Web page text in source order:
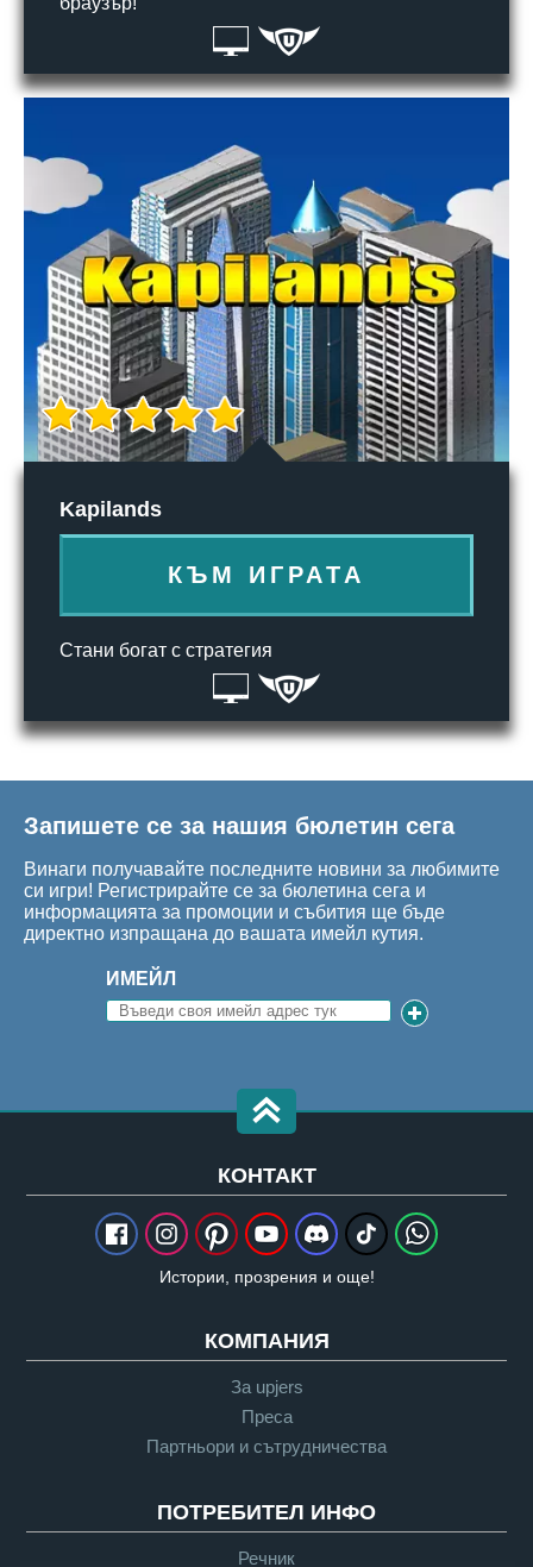
Kapilands
КЪМ ИГРАТА
Стани богат с стратегия
Запишете се за нашия бюлетин сега
Винаги получавайте последните новини за любимите
си игри! Регистрирайте се за бюлетина сега и
информацията за промоции и събития ще бъде
директно изпращана до вашата имейл кутия.
ИМЕЙЛ
КОНТАКТ
Истории, прозрения и още!
КОМПАНИЯ
За upjers
Преса
Партньори и сътрудничества
ПОТРЕБИТЕЛ ИНФО
Речник